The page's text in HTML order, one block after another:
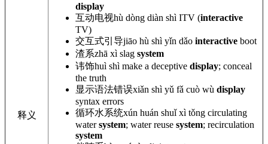
释义
display
互动电视hù dòng diàn shì ITV (interactive
TV)
交互式引导jiāo hù shì yǐn dǎo interactive boot
渣系zhā xì slag system
讳饰huì shì make a deceptive display; conceal
the truth
显示语法错误xiǎn shì yǔ fǎ cuò wù display
syntax errors
循环水系统xún huán shuǐ xì tǒng circulating
watersystem; water reuse system; recirculation
system